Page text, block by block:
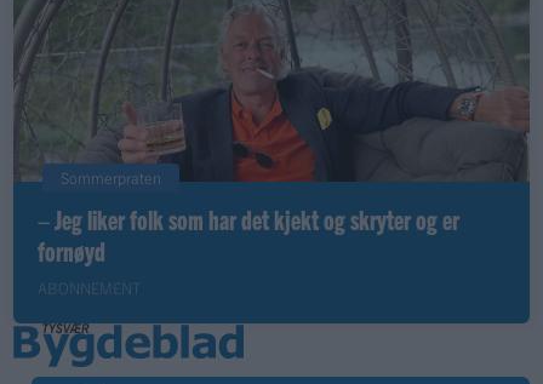
Sommerpraten
– Jeg liker folk som har det kjekt og skryter og er
fornøyd
ABONNEMENT